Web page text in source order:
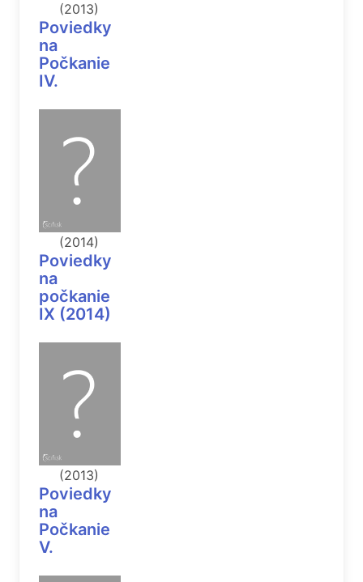
(2013)
Poviedky
na
Počkanie
IV.
(2014)
Poviedky
na
počkanie
IX (2014)
(2013)
Poviedky
na
Počkanie
V.